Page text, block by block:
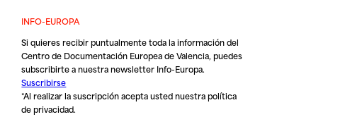
INFO-EUROPA
Si quieres recibir puntualmente toda la información del
Centro de Documentación Europea de Valencia, puedes
subscribirte a nuestra newsletter Info-Europa.
Suscribirse
*Al realizar la suscripción acepta usted nuestrapolítica
de privacidad.